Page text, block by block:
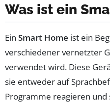
Was ist ein
Ein Smart Home ist ein
verschiedener vernetzter
verwendet wird. Diese
sie entweder auf
Programme reagieren